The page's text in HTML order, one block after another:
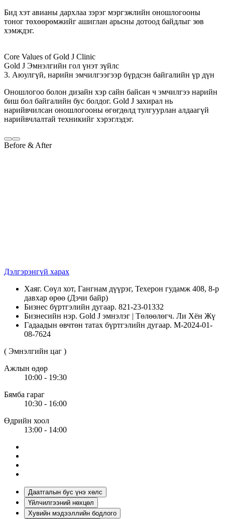
Бид хэт авианы дархлаа зэрэг мэргэжлийн оношлогооны
тоног төхөөрөмжийг ашиглан арьсны дотоод байдлыг зөв
хэмждэг.
Core Values of Gold J Clinic
Gold J Эмнэлгийн гол үнэт зүйлс
3. Аюулгүй, нарийн эмчилгээгээр бүрдсэн байгалийн үр дүн
Оношлогоо болон дизайн хэр сайн байсан ч эмчилгээ нарийн
биш бол байгалийн бус болдог. Gold J захирал нь
нарийвчилсан оношлогооны өгөгдөлд тулгуурлан алдаагүй
нарийвчлалтай техникийг хэрэглэдэг.
Before & After
Дэлгэрэнгүй харах
Хаяг. Сөүл хот, Гангнам дүүрэг, Техерон гудамж 408, 8-р
давхар өрөө (Дэчи байр)
Бизнес бүртгэлийн дугаар. 821-23-01332
Бизнесийн нэр. Gold J эмнэлэг | Төлөөлөгч. Ли Хён Жү
Гадаадын өвчтөн татах бүртгэлийн дугаар. M-2024-01-
08-7624
( Эмнэлгийн цаг )
Ажлын өдөр
10:00 - 19:30
Бямба гараг
10:30 - 16:00
Өдрийн хоол
13:00 - 14:00
Даатгалын бус үнэ хөлс
Үйлчилгээний нөхцөл
Хувийн мэдээллийн бодлого